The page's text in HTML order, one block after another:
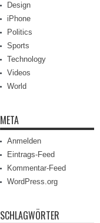
Design
iPhone
Politics
Sports
Technology
Videos
World
META
Anmelden
Eintrags-Feed
Kommentar-Feed
WordPress.org
SCHLAGWÖRTER